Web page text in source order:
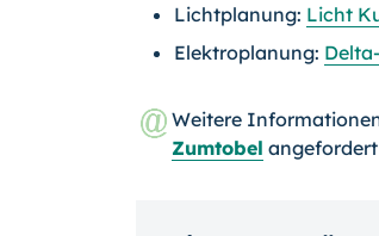
Lichtplanung: Licht
Elektroplanung:
Weitere
Zumtobel